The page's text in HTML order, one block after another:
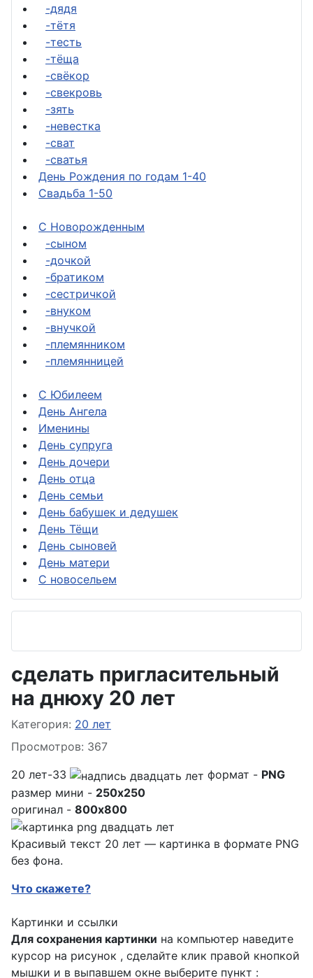
-дядя
-тётя
-тесть
-тёща
-свёкор
-свекровь
-зять
-невестка
-сват
-сватья
День Рождения по годам 1-40
Свадьба 1-50
С Новорожденным
-сыном
-дочкой
-братиком
-сестричкой
-внуком
-внучкой
-племянником
-племянницей
С Юбилеем
День Ангела
Именины
День супруга
День дочери
День отца
День семьи
День бабушек и дедушек
День Тёщи
День сыновей
День матери
С новосельем
сделать пригласительный
на днюху 20 лет
Информация о материале
Категория: 20 лет
Просмотров: 367
20 лет-33
формат - PNG
размер мини - 250x250
оригинал - 800x800
Красивый текст 20 лет — картинка в формате PNG
без фона.
Что скажете?
Картинки и ссылки
Для сохранения картинки на компьютер наведите
курсор на рисунок , сделайте клик правой кнопкой
мышки и в выпавшем окне выберите пункт :